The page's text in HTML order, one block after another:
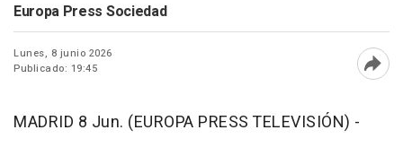
Europa Press Sociedad
Lunes, 8 junio 2026
Publicado: 19:45
MADRID 8 Jun. (EUROPA PRESS TELEVISIÓN) -